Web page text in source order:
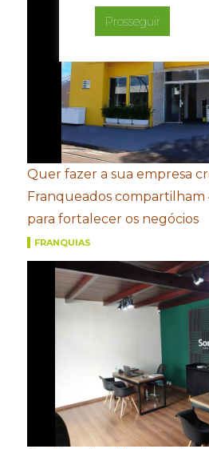
Prosseguir
Quer fazer a sua empresa
Franqueados compartilham
para fortalecer os negócios
FRANQUIAS